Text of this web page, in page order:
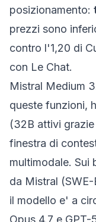
posizionamento:
prezzi sono
contro l'1,20 di
con Le Chat.
Mistral Medium
queste funzioni,
(32B attivi
finestra di
multimodale. Sui
da Mistral
il modello e' a
Opus 4.7 e